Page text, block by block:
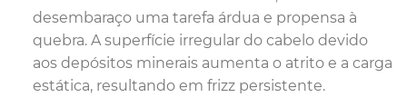
desembaraço uma tarefa árdua e propensa à
quebra. A superfície irregular do cabelo devido
aos depósitos minerais aumenta o atrito e a carga
estática, resultando em frizz persistente.